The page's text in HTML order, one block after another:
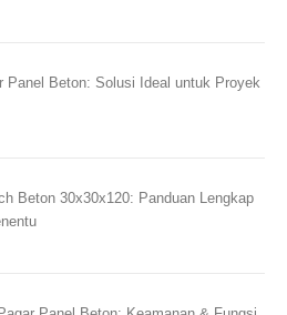
Panel Beton: Solusi Ideal untuk Proyek
Beton 30x30x120: Panduan Lengkap